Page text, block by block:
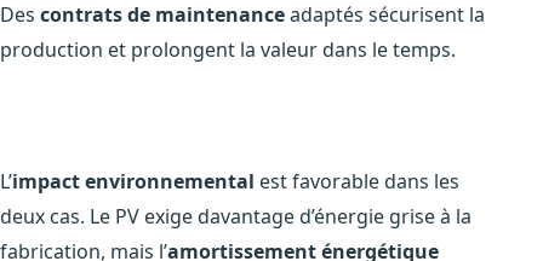
Des contrats de maintenanceadaptés sécurisent la
production et prolongent la valeur dans le temps.
L’impact environnemental est favorable dans les
deux cas. Le PV exige davantage d’énergie grise à la
fabrication, mais l’amortissement énergétique